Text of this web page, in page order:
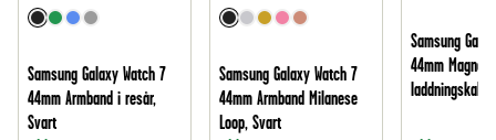
Samsung Galaxy Watch 7
44mm Armband i resår,
Svart
Samsung Galaxy Watch 7
44mm Armband Milanese
Loop, Svart
Samsung
44mm